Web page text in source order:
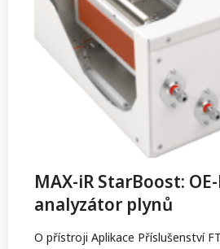
MAX-iR StarBoost:
analyzátor plynů
O přístroji Aplikace Příslušenství